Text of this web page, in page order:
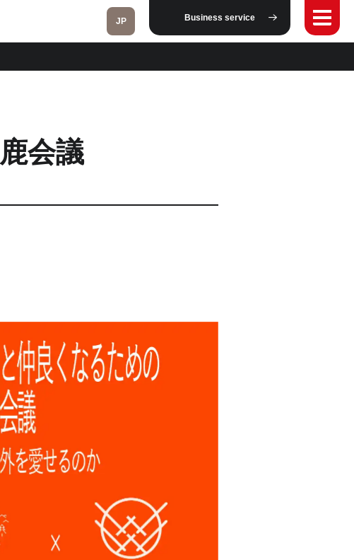
Taipei
Bangkok
Mexico City
JP Business service
会議